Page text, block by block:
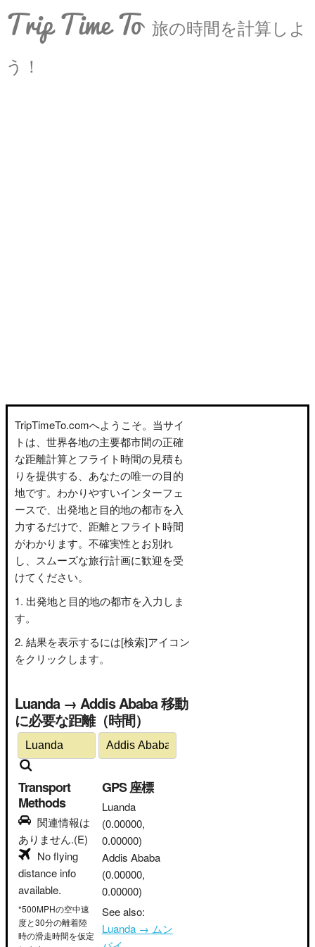
Trip Time To 旅の時間を計算しよ
う！
TripTimeTo.comへようこそ。当サイ
トは、世界各地の主要都市間の正確
な距離計算とフライト時間の見積も
りを提供する、あなたの唯一の目的
地です。わかりやすいインターフェ
ースで、出発地と目的地の都市を入
力するだけで、距離とフライト時間
がわかります。不確実性とお別れ
し、スムーズな旅行計画に歓迎を受
けてください。
出発地と目的地の都市を入力しま
す。
結果を表示するには[検索]アイコン
をクリックします。
Luanda → Addis Ababa 移動
に必要な距離（時間）
Transport
Methods
関連情報は
ありません.(E)
No flying
distance info
available.
*500MPHの空中速
度と30分の離着陸
時の滑走時間を仮定
GPS 座標
Luanda
(0.00000,
0.00000)
Addis Ababa
(0.00000,
0.00000)
See also:
Luanda → ムン